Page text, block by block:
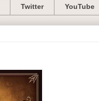
Twitter YouTube